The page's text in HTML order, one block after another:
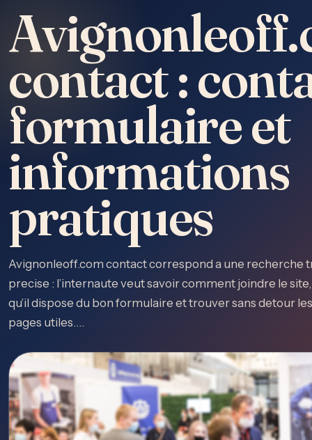
contact :
formulaire et
informations
pratiques
Avignonleoff.com contact correspond a une recherche
precise : l’internaute veut savoir comment joindre le
qu’il dispose du bon formulaire et trouver sans detour
pages utiles.…